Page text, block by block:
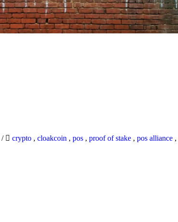
/ crypto , cloakcoin , pos , proof of stake , pos alliance ,